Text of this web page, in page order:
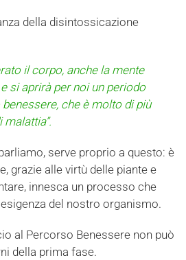
della disintossicazione
il corpo, anche la mente
si aprirà per noi un periodo
che è molto di più
malattia”.
serve proprio a questo: è
grazie alle virtù delle piante e
innesca un processo che
del nostro organismo.
al Percorso Benessere non può
della prima fase.